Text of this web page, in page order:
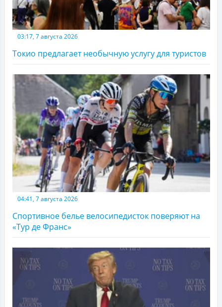
03:17, 7 августа 2026
Токио предлагает необычную услугу для туристов
04:41, 7 августа 2026
Спортивное белье велосипедисток поверяют на
«Тур де Франс»